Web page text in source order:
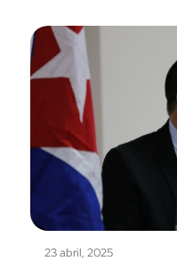
23 abril, 2025